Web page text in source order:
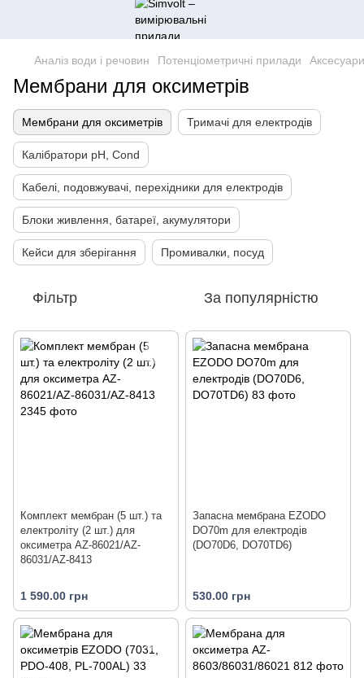
Аналіз води і речовин Потенціометричні прилади
Мембрани для оксиметрів
Мембрани для оксиметрів Тримачі для електродів
Калібратори pH, Cond
Кабелі, подовжувачі, перехідники для електродів
Блоки живлення, батареї, акумулятори
Кейси для зберігання Промивалки, посуд
Фільтр За популярністю
Комплект мембран (5 шт.) та
електроліту (2 шт.) для
оксиметра AZ-86021/AZ-
86031/AZ-8413
1 590.00 грн
Запасна мембрана EZODO
DO70m для електродів
(DO70D6, DO70TD6)
530.00 грн